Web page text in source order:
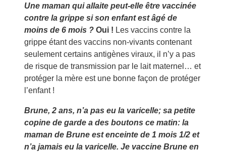
Une maman qui allaite peut-elle être vaccinée
contre la grippe si son enfant est âgé de
moins de 6 mois ? Oui ! Les vaccins contre la
grippe étant des vaccins non-vivants contenant
seulement certains antigènes viraux, il n’y a pas
de risque de transmission par le lait maternel… et
protéger la mère est une bonne façon de protéger
l’enfant !
Brune, 2 ans, n’a pas eu la varicelle; sa petite
copine de garde a des boutons ce matin: la
maman de Brune est enceinte de 1 mois 1/2 et
n’a jamais eu la varicelle. Je vaccine Brune en